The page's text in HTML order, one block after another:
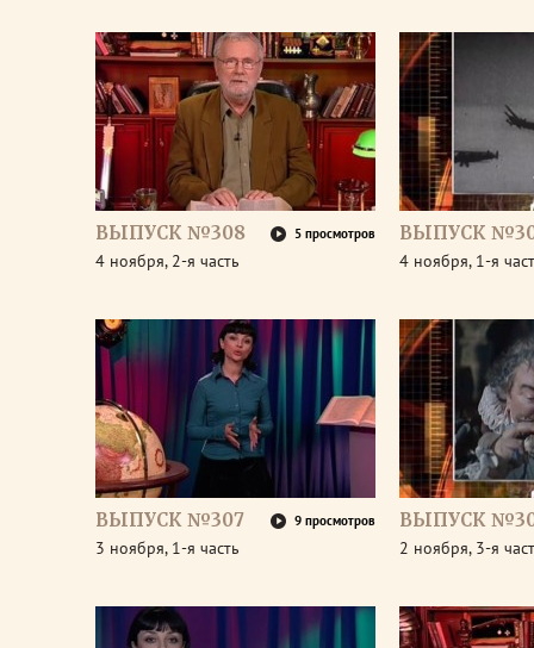
ВЫПУСК №308 5 просмотров
4 ноября, 2-я часть
ВЫПУСК
4 ноября, 1-я
ВЫПУСК №307 9 просмотров
3 ноября, 1-я часть
ВЫПУСК
2 ноября, 3-я